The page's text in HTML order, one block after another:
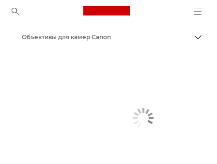
Canon Logo, back to
Объективы для камер Canon